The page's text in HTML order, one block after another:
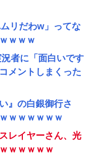
リだわw」ってな
ｗｗｗ
者に「面白いです
メントしまくった
』の白銀御行さ
ｗｗｗｗｗｗ
レイヤーさん、光
ｗｗｗｗｗ